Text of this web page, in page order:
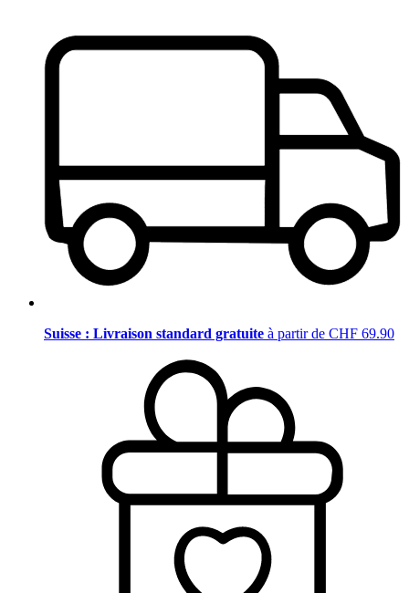
Suisse : Livraison standard gratuite à partir de CHF 69.90